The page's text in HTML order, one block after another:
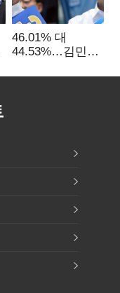
46.01% 대
44.53%…김민석·
'초박빙'(종합)